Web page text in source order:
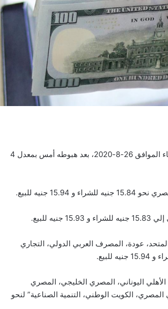
استقر سعر الدولار مقابل الجنيه في مستهل تعاملات اليوم الأربعاء الموافق 26-8-2020، بعد هبوطه أمس بمعدل 4
جنيه للبيع.
عودة، المصرف العربي الدولي، التجاري
اليوناني، المصري الخليجي، المصري
الكويت الوطني، التنمية الصناعية” لنحو